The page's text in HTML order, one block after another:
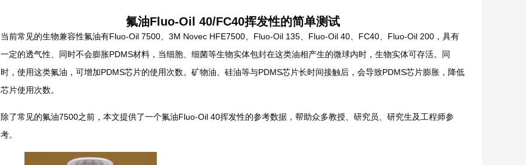
氟油Fluo-Oil 40/FC40挥发性的简单测试
当前常见的生物兼容性氟油有Fluo-Oil 7500、3M Novec HFE7500、Fluo-Oil 135、Fluo-Oil 40、FC40、Fluo-Oil 200，具有
一定的透气性、同时不会膨胀PDMS材料，当细胞、细菌等生物实体包封在这类油相产生的微球内时，生物实体可存活。同
时，使用这类氟油，可增加PDMS芯片的使用次数。矿物油、硅油等与PDMS芯片长时间接触后，会导致PDMS芯片膨胀，降低
芯片使用次数。
除了常见的氟油7500之前，本文提供了一个氟油Fluo-Oil 40挥发性的参考数据，帮助众多教授、研究员、研究生及工程师参
考。